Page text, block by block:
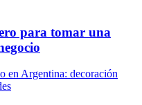
para tomar una